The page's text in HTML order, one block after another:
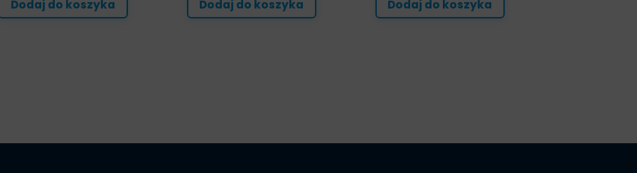
Dodaj do koszyka Dodaj do koszyka Dodaj do koszyka